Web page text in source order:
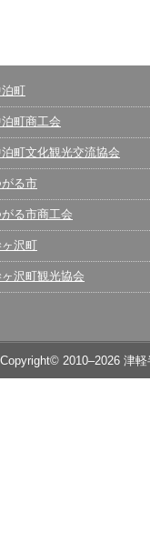
町
町商工会
町文化観光交流協会
がる市
がる市商工会
沢町
沢町観光協会
Copyright© 2010–2026 津